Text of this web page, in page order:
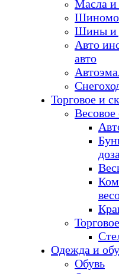
Масла и
Шины и
Авто
авто
Торговое и
Весовое
Одежда и
Обувь